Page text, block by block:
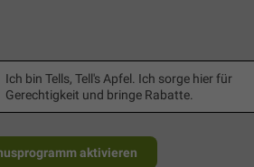
Ich bin Tells, Tell's Apfel. Ich sorge hier für
Gerechtigkeit und bringe Rabatte.
aktivieren